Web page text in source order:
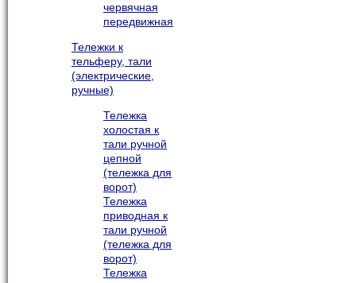
червячная
передвижная
Тележки к
тельферу, тали
(электрические,
ручные)
Тележка
холостая к
тали ручной
цепной
(тележка для
ворот)
Тележка
приводная к
тали ручной
(тележка для
ворот)
Тележка